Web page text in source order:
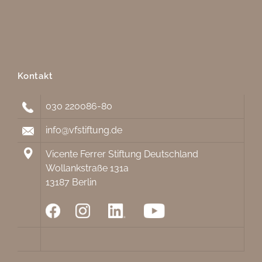
Kontakt
030 220086-80
info@vfstiftung.de
Vicente Ferrer Stiftung Deutschland
Wollankstraße 131a
13187 Berlin